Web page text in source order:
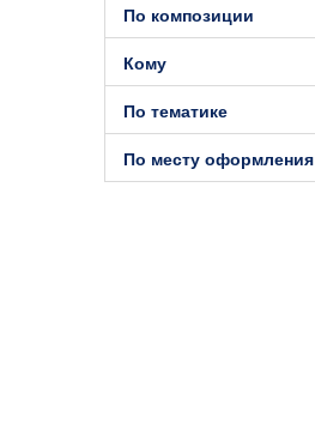
По композиции
Кому
По тематике
По месту оформления